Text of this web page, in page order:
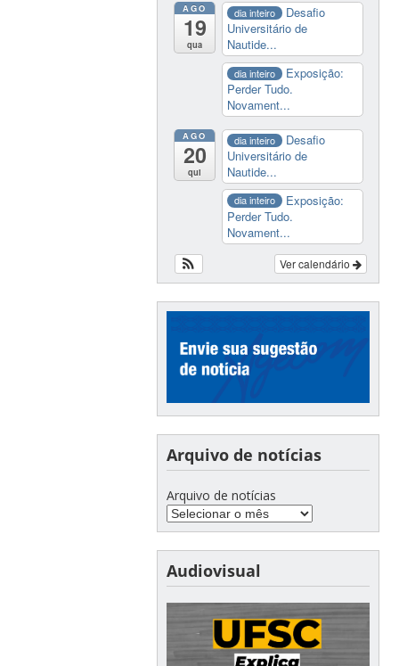
AGO
19
qua
dia inteiro
Desafio
Universitário de
Nautide...
dia inteiro
Exposição:
Perder Tudo.
Novament...
AGO
20
qui
dia inteiro
Desafio
Universitário de
Nautide...
dia inteiro
Exposição:
Perder Tudo.
Novament...
Ver calendário
Arquivo de notícias
Arquivo de notícias
Audiovisual